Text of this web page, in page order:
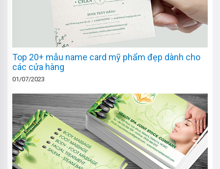
Top 20+ mẫu name card mỹ phẩm đẹp dành cho
các cửa hàng
01/07/2023